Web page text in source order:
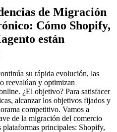
de Migración
Cómo Shopify,
están
su rápida evolución, las
reevalúan y optimizan
¿El objetivo? Para satisfacer
alcanzar los objetivos fijados y
competitivo. Vamos a
de la migración del comercio
plataformas principales: Shopify,